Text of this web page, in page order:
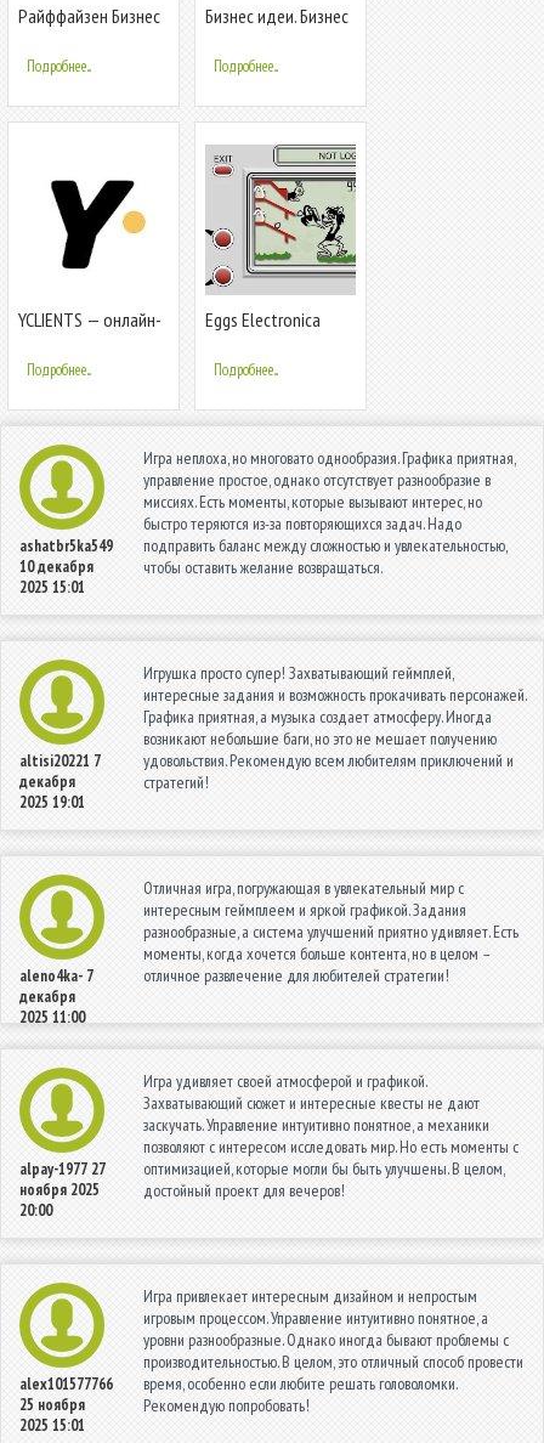
Райффайзен Бизнес
Подробнее...
Бизнес идеи. Бизнес
Подробнее...
YCLIENTS — онлайн-
клиентская база
Подробнее...
Eggs Electronica
Подробнее...
ashatbr5ka549
10 декабря
2025 15:01
Игра неплоха, но многовато однообразия. Графика приятная,
управление простое, однако отсутствует разнообразие в
миссиях. Есть моменты, которые вызывают интерес, но
быстро теряются из-за повторяющихся задач. Надо
подправить баланс между сложностью и увлекательностью,
чтобы оставить желание возвращаться.
altisi20221 7
декабря
2025 19:01
Игрушка просто супер! Захватывающий геймплей,
интересные задания и возможность прокачивать персонажей.
Графика приятная, а музыка создает атмосферу. Иногда
возникают небольшие баги, но это не мешает получению
удовольствия. Рекомендую всем любителям приключений и
стратегий!
aleno4ka- 7
декабря
2025 11:00
Отличная игра, погружающая в увлекательный мир с
интересным геймплеем и яркой графикой. Задания
разнообразные, а система улучшений приятно удивляет. Есть
моменты, когда хочется больше контента, но в целом –
отличное развлечение для любителей стратегии!
alpay-1977 27
ноября 2025
20:00
Игра удивляет своей атмосферой и графикой.
Захватывающий сюжет и интересные квесты не дают
заскучать. Управление интуитивно понятное, а механики
позволяют с интересом исследовать мир. Но есть моменты с
оптимизацией, которые могли бы быть улучшены. В целом,
достойный проект для вечеров!
alex101577766
25 ноября
2025 15:01
Игра привлекает интересным дизайном и непростым
игровым процессом. Управление интуитивно понятное, а
уровни разнообразные. Однако иногда бывают проблемы с
производительностью. В целом, это отличный способ провести
время, особенно если любите решать головоломки.
Рекомендую попробовать!